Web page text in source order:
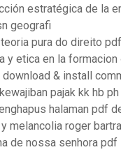
estratégica de la
geografi
pura do direito pdf
y etica en la
download & install
pajak kk hb
halaman pdf
y melancolia roger
de nossa senhora pdf